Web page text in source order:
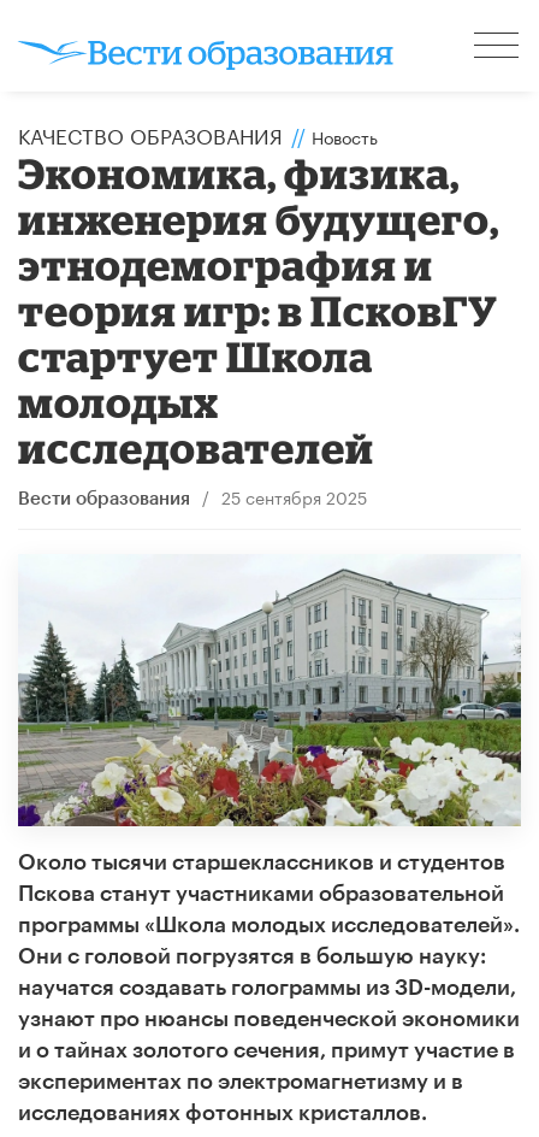
КАЧЕСТВО ОБРАЗОВАНИЯ // Новость
Экономика, физика,
инженерия будущего,
этнодемография и
теория игр: в ПсковГУ
стартует Школа
молодых
исследователей
Вести образования / 25 сентября 2025
Около тысячи старшеклассников и студентов
Пскова станут участниками образовательной
программы «Школа молодых исследователей».
Они с головой погрузятся в большую науку:
научатся создавать голограммы из 3D-модели,
узнают про нюансы поведенческой экономики
и о тайнах золотого сечения, примут участие в
экспериментах по электромагнетизму и в
исследованиях фотонных кристаллов.